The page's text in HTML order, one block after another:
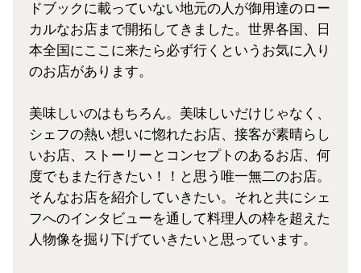
ドブックに載っていない地元の人が御用達のロー
カルなお店まで開拓してきました。世界各国、日
本全国にここに来たら必ず行くというお気に入り
のお店があります。
美味しいのはもちろん。美味しいだけじゃなく、
シェフの熱い想いに惚れたお店、接客が素晴らし
いお店、ストーリーとコンセプトのあるお店、何
度でもまた行きたい！！と思う唯一無二のお店。
そんなお店を紹介していきたい。それと共にシェ
フへのインタビューを通して料理人の枠を超えた
人物像を掘り下げていきたいと思っています。